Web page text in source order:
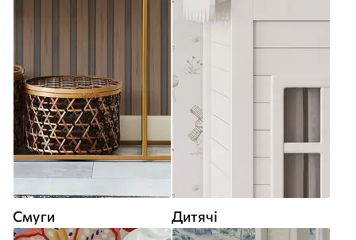
Смуги Дитячі